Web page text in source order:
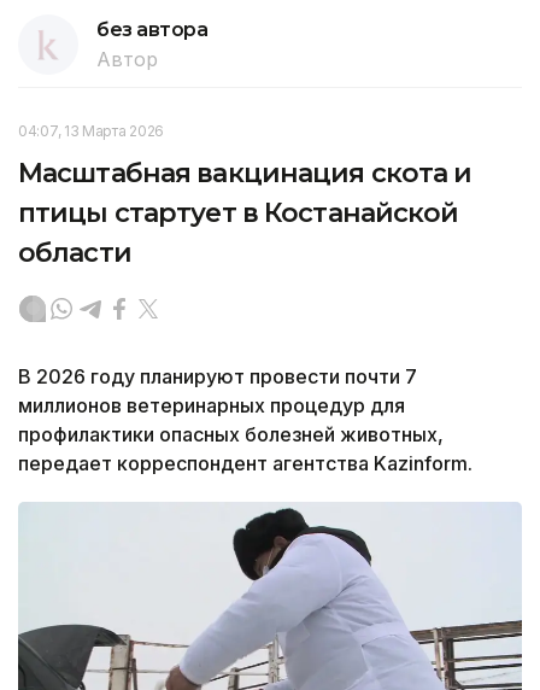
без автора
Автор
04:07, 13 Марта 2026
Масштабная вакцинация скота и
птицы стартует в Костанайской
области
В 2026 году планируют провести почти 7
миллионов ветеринарных процедур для
профилактики опасных болезней животных,
передает корреспондент агентства Kazinform.